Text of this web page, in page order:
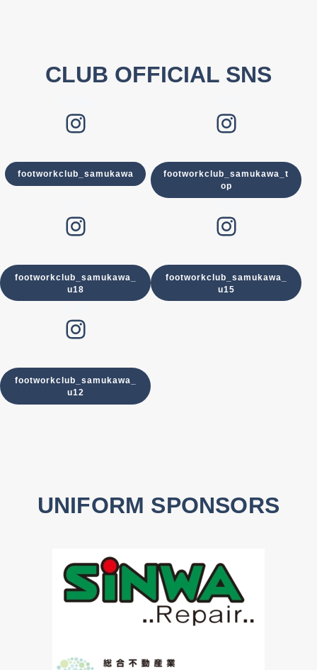
CLUB OFFICIAL SNS
Instagram
footworkclub_samukawa
Instagram
footworkclub_samukawa_t
op
Instagram
footworkclub_samukawa_
u18
Instagram
footworkclub_samukawa_
u15
Instagram
footworkclub_samukawa_
u12
UNIFORM SPONSORS